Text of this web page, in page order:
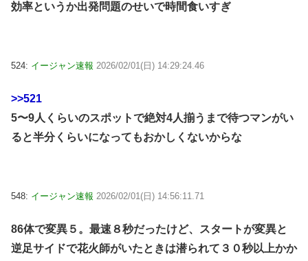
効率というか出発問題のせいで時間食いすぎ
524: イージャン速報 2026/02/01(日) 14:29:24.46
>>521
5〜9人くらいのスポットで絶対4人揃うまで待つマンがい
ると半分くらいになってもおかしくないからな
548: イージャン速報 2026/02/01(日) 14:56:11.71
86体で変異５。最速８秒だったけど、スタートが変異と
逆足サイドで花火師がいたときは潜られて３０秒以上かか